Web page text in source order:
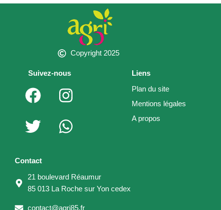
Copyright 2025
Suivez-nous
F
a
c
e
o
o
k
I
n
s
t
r
a
T
w
i
t
e
r
W
h
a
t
p
p
Liens
Plan du site
Mentions légales
A propos
Contact
21 boulevard Réaumur
85 013 La Roche sur Yon cedex
contact@agri85.fr